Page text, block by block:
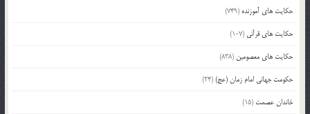
حکایت های آموزنده (749)
حکایت های قرآنی (107)
حکایت های معصومین (838)
حکومت جهانی امام زمان (عج)(24)
خاندان عصمت (15)